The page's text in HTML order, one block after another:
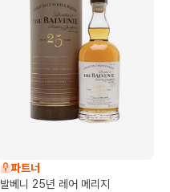
파트너
발베니 25년 레어 메리지